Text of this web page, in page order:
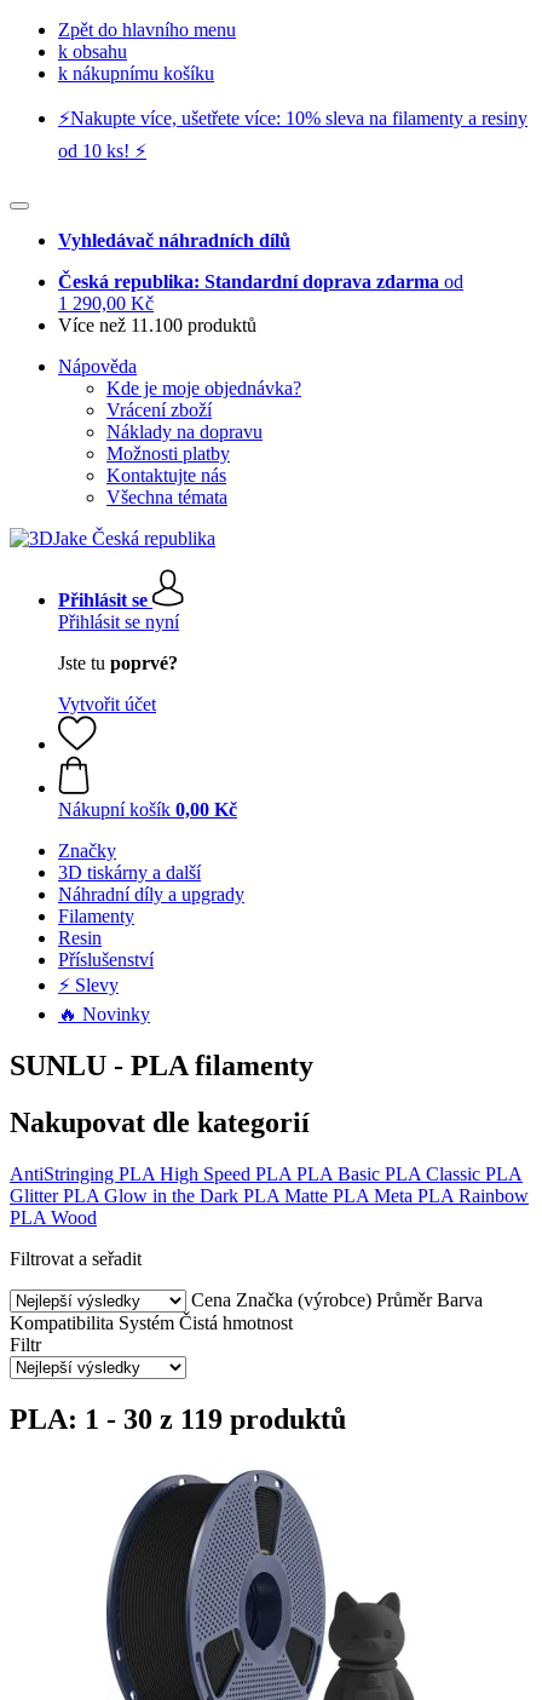
Zpět do hlavního menu
k obsahu
k nákupnímu košíku
⚡️Nakupte více, ušetřete více: 10% sleva na filamenty a resiny
od 10 ks! ⚡️
Vyhledávač náhradních dílů
Česká republika: Standardní doprava zdarma od
1 290,00 Kč
Více než 11.100 produktů
Nápověda
Kde je moje objednávka?
Vrácení zboží
Náklady na dopravu
Možnosti platby
Kontaktujte nás
Všechna témata
Přihlásit se
Přihlásit se nyní
Jste tu poprvé?
Vytvořit účet
Nákupní košík 0,00 Kč
Značky
3D tiskárny a další
Náhradní díly a upgrady
Filamenty
Resin
Příslušenství
⚡ Slevy
🔥 Novinky
SUNLU - PLA filamenty
Nakupovat dle kategorií
AntiStringing PLA High Speed PLA PLA Basic PLA Classic PLA
Glitter PLA Glow in the Dark PLA Matte PLA Meta PLA Rainbow
PLA Wood
Filtrovat a seřadit
Cena Značka (výrobce) Průměr Barva
Kompatibilita Systém Čistá hmotnost
Filtr
PLA: 1 - 30 z 119 produktů